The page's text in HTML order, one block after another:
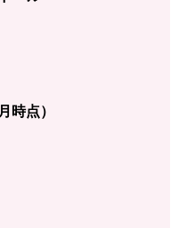
時点）